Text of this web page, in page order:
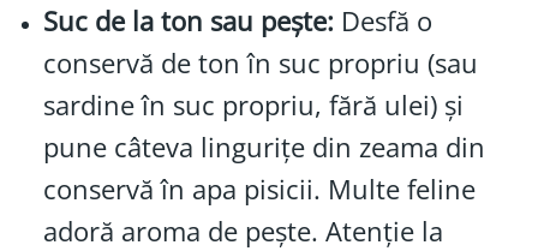
Suc de la ton sau pește: Desfă o
conservă de ton în suc propriu (sau
sardine în suc propriu, fără ulei) și
pune câteva lingurițe din zeama din
conservă în apa pisicii. Multe feline
adoră aroma de pește. Atenție la